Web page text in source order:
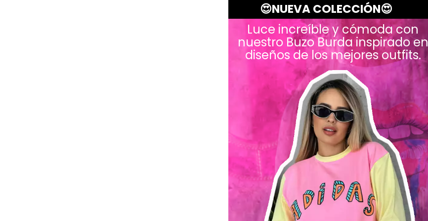
😍NUEVA COLECCIÓN😍
Luce increíble y cómoda con
nuestro Buzo Burda inspirado en
diseños de los mejores outfits.